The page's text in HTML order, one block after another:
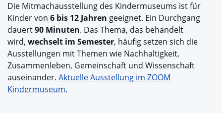
Die Mitmachausstellung des Kindermuseums ist für
Kinder von 6 bis 12 Jahren geeignet. Ein Durchgang
dauert90 Minuten. Das Thema, das behandelt
wird, wechselt im Semester, häufig setzen sich die
Ausstellungen mit Themen wie Nachhaltigkeit,
Zusammenleben, Gemeinschaft und Wissenschaft
auseinander. Aktuelle Ausstellung im ZOOM
Kindermuseum.